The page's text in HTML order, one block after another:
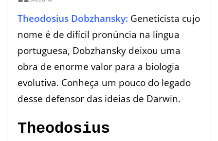
Theodosius Dobzhansky: Geneticista cujo
nome é de difícil pronúncia na língua
portuguesa, Dobzhansky deixou uma
obra de enorme valor para a biologia
evolutiva. Conheça um pouco do legado
desse defensor das ideias de Darwin.
Theodosius